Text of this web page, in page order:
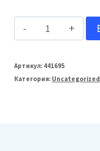
Количество
Grand
Line
Артикул: 441695
Категория: Uncategorized